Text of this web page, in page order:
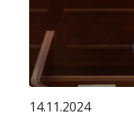
14.11.2024